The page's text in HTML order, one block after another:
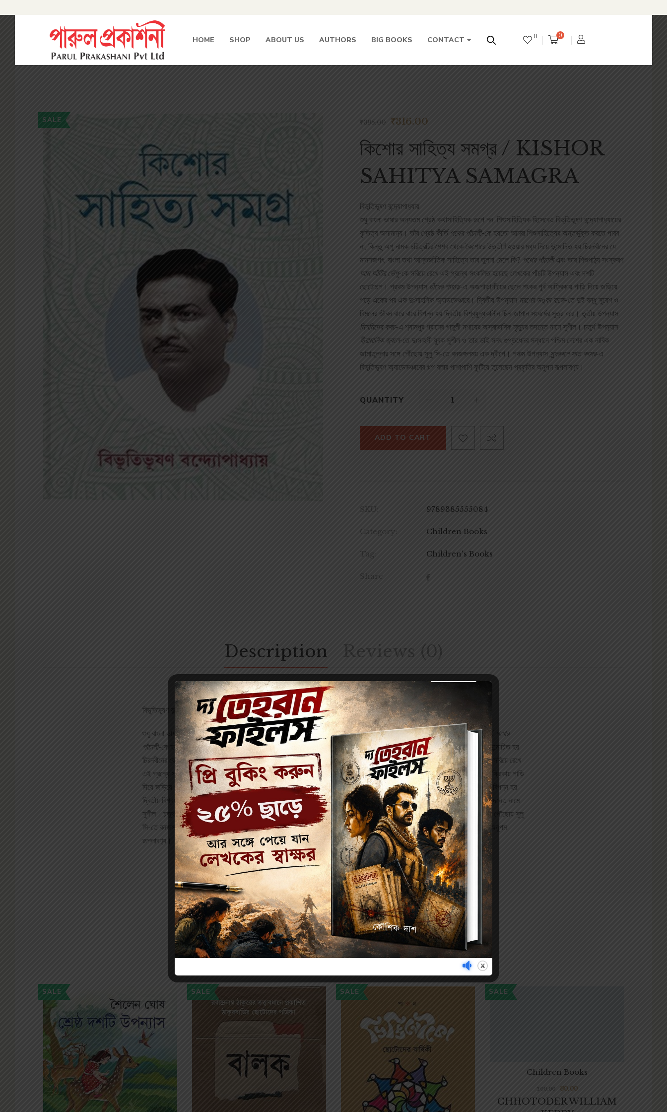
HOME SHOP ABOUT US AUTHORS BIG BOOKS CONTACT 0 0
SALE ₹395.00 ₹316.00
কিশোর সাহিত্য সমগ্র / KISHOR
SAHITYA SAMAGRA
বিভূতিভূষণ বন্দ‌্যোপাধ‌্যায়
শুধু বাংলা ভাষার অন‌্যতম শ্রেষ্ঠ কথাসাহিত‌্যিক রূপে নন, শিশুসাহিত‌্যিক হিসেবেও বিভূতিভূষণ বন্দ‌্যোপাধ‌্যায়ের
কৃতিত্ব অসামান‌্য। তাঁর শ্রেষ্ঠ কীর্তি পথের পাঁচালী-কে হয়তো আমরা শিশুসাহিত‌্যের অন্তর্ভুক্ত করতে পারব
না, কিন্তু অপু নামক চরিত্রটির শৈশব থেকে কৈশোরে উত্তীর্ণ হওয়ার মধ‌্য দিয়ে উন্মোচিত হয় চিরনবীনের যে
মানসজগৎ, বাংলা তথা আন্তর্জাতিক সাহিত‌্যে তার তুলনা মেলে কি? পথের পাঁচালীএবং তার শিশুপাঠ‌্য সংস্করণ
আম আঁটির ভেঁপু-কে সরিয়ে রেখে এই গ্রন্থে সংকলিত হয়েছে লেখকের পাঁচটি উপন‌্যাস এবং দশটি
ছোটোগল্প। প্রথম উপন‌্যাস চাঁদের পাহাড়-এ অজপাড়াগাঁয়ের ছেলে শংকর পূর্ব আফ্রিকায় পাড়ি দিয়ে জড়িয়ে
পড়ে একের পর এক দুঃসাহসিক অ‌্যাডভেঞ্চারে। দ্বিতীয় উপন‌্যাস মরণের ডঙ্কা বাজে-তে দুই বন্ধু সুরেশ ও
বিমলের জীবন বারে বারে বিপন্ন হয় দ্বিতীয় বিশ্বযু্দ্ধকালীন চিন-জাপান সংঘর্ষের সুত্র ধরে। তৃতীয় উপন‌্যাস
মিসমিদের কবচ-এ শ‌্যামপুর গ্রামের গাঙ্গুলী মশায়ের অস্বাভাবিক মৃত‌্যুর তদন্তে নামে সুশীল। চতুর্থ উপন‌্যাস
হীরামানিক জ্বলে-তে দুঃসাহসী যুবক সুশীল ও তার ভাই সনৎ গুপ্তধেনর সন্ধানে পশ্চিম দেশের এক নাবিক
জামাতুল্লার সঙ্গে পৌঁছোয় সুলু সি-তে বনজঙ্গলময় এক দ্বীপে। পঞ্চম উপন‌্যাসসুন্দরবনে সাত বৎসর-এ
বিভূতিভূষণ অ‌্যাডেভঞ্চারের গল্প বলার পাশাপাশি ফুটিয়ে তুলেছেন প্রকৃতির অনুপম রূপলাবণ‌্য।
QUANTITY
ADD TO CART
SKU: 9789385555084
Category: Children Books
Tag: Children's Books
Share
Description Reviews (0)
বিভূতিভূষণ বন্দ‌্যোপাধ‌্যায়
শুধু বাংলা ভাষার অন‌্যতম শ্রেষ্ঠ কথাসাহিত‌্যিক রূপে নন, শিশুসাহিত‌্যিক হিসেবেও বিভূতিভূষণ বন্দ‌্যোপাধ‌্যায়ের কৃতিত্ব অসামান‌্য। তাঁর শ্রেষ্ঠ কীর্তি
পথের
পাঁচালী-কে হয়তো আমরা শিশুসাহিত‌্যের অন্তর্ভুক্ত করতে পারব না, কিন্তু অপু নামক চরিত্রটির শৈশব থেকে কৈশোরে উত্তীর্ণ হওয়ার মধ‌্য দিয়ে উন্মোচিত হয়
চিরনবীনের যে মানসজগৎ, বাংলা তথা আন্তর্জাতিক সাহিত‌্যে তার তুলনা মেলে কি?পথের পাঁচালীএবং তার শিশুপাঠ‌্য সংস্করণআম আঁটির ভেঁপু -কে সরিয়ে রেখে
এই গ্রন্থে সংকলিত হয়েছে লেখকের পাঁচটি উপন‌্যাস এবং দশটি ছোটোগল্প। প্রথম উপন‌্যাসচাঁদের পাহাড়-এ অজপাড়াগাঁয়ের ছেলে শংকর পূর্ব আফ্রিকায় পাড়ি
দিয়ে জড়িয়ে পড়ে একের পর এক দুঃসাহসিক অ‌্যাডভেঞ্চারে। দ্বিতীয় উপন‌্যাস মরণের ডঙ্কা বাজে-তে দুই বন্ধু সুরেশ ও বিমলের জীবন বারে বারে বিপন্ন হয়
দ্বিতীয় বিশ্বযু্দ্ধকালীন চিন-জাপান সংঘর্ষের সুত্র ধরে। তৃতীয় উপন‌্যাসমিসমিদের কবচ
-এ শ‌্যামপুর গ্রামের গাঙ্গুলী মশায়ের অস্বাভাবিক মৃত‌্যুর তদন্তে নামে
সুশীল। চতুর্থ উপন‌্যাসহীরামানিক জ্বলে-তে দুঃসাহসী যুবক সুশীল ও তার ভাই সনৎ গুপ্তধেনর সন্ধানে পশ্চিম দেশের এক নাবিক জামাতুল্লার সঙ্গে পৌঁছোয় সুলু
সি-তে বনজঙ্গলময় এক দ্বীপে। পঞ্চম উপন‌্যাসসুন্দরবনে সাত বৎসর-এ বিভূতিভূষণ অ‌্যাডেভঞ্চারের গল্প বলার পাশাপাশি ফুটিয়ে তুলেছেন প্রকৃতির অনুপম
রূপলাবণ‌্য।
Related products
SALE SALE SALE SALE
CHHOTODER WILLIAM
Children Books
100.00 80.00